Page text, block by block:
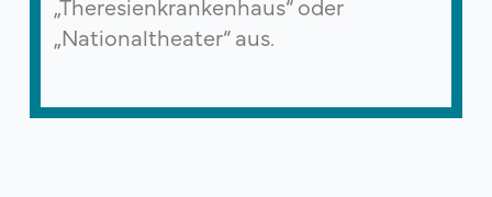
„Theresienkrankenhaus“ oder
„Nationaltheater“ aus.